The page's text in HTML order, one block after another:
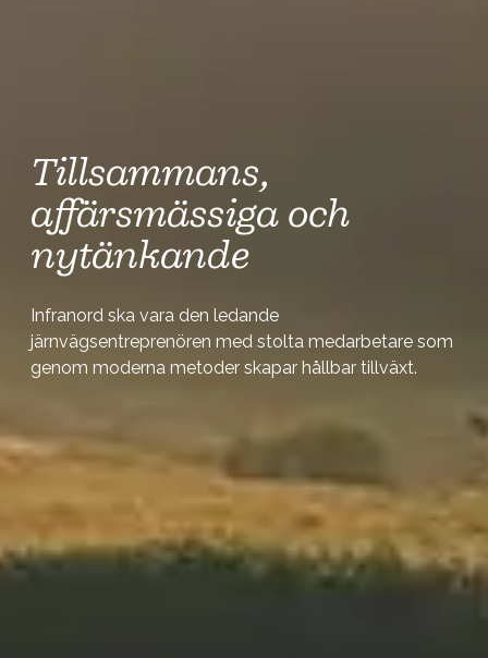
Tillsammans,
affärsmässiga och
nytänkande
Infranord ska vara den ledande
järnvägsentreprenören med stolta medarbetare som
genom moderna metoder skapar hållbar tillväxt.